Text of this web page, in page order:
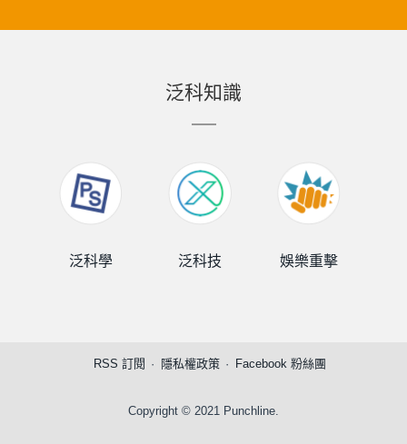
泛科知識
泛科學 泛科技 娛樂重擊
RSS 訂閱 隱私權政策 Facebook 粉絲團
Copyright © 2021 Punchline.